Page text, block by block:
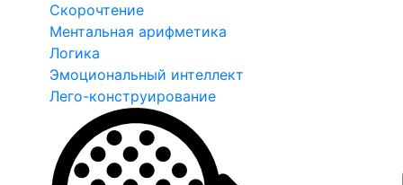
Скорочтение
Ментальная арифметика
Логика
Эмоциональный интеллект
Лего-конструирование